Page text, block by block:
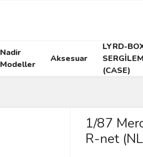
Nadir
Modeller
Aksesuar
LYRD-
(CASE)
1/87
R-net